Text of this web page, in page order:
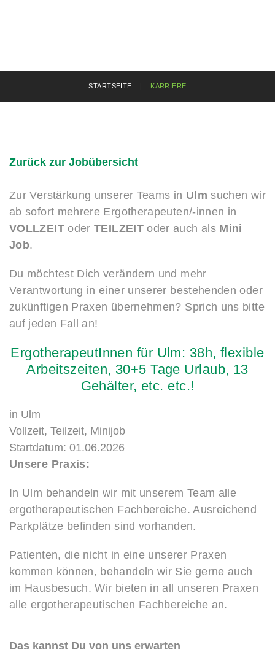
STARTSEITE | KARRIERE
Zurück zur Jobübersicht
Zur Verstärkung unserer Teams in Ulm suchen wir
ab sofort mehrere Ergotherapeuten/-innen in
VOLLZEIToderTEILZEIToder auch als Mini
Job.
Du möchtest Dich verändern und mehr
Verantwortung in einer unserer bestehenden oder
zukünftigen Praxen übernehmen? Sprich uns bitte
auf jeden Fall an!
ErgotherapeutInnen für Ulm: 38h, flexible
Arbeitszeiten, 30+5 Tage Urlaub, 13
Gehälter, etc. etc.!
in Ulm
Vollzeit, Teilzeit, Minijob
Startdatum: 01.06.2026
Unsere Praxis:
In Ulm behandeln wir mit unserem Team alle
ergotherapeutischen Fachbereiche. Ausreichend
Parkplätze befinden sind vorhanden.
Patienten, die nicht in eine unserer Praxen
kommen können, behandeln wir Sie gerne auch
im Hausbesuch. Wir bieten in all unseren Praxen
alle ergotherapeutischen Fachbereiche an.
Das kannst Du von uns erwarten